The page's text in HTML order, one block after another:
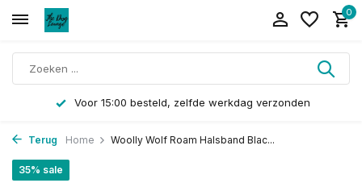
0
Voor 15:00 besteld, zelfde werkdag verzonden
Terug Home Woolly Wolf Roam Halsband Blac...
35% sale